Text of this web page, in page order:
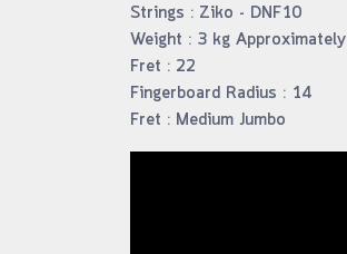
Strings : Ziko - DNF10
Weight : 3 kg Approximately
Fret : 22
Fingerboard Radius : 14
Fret : Medium Jumbo